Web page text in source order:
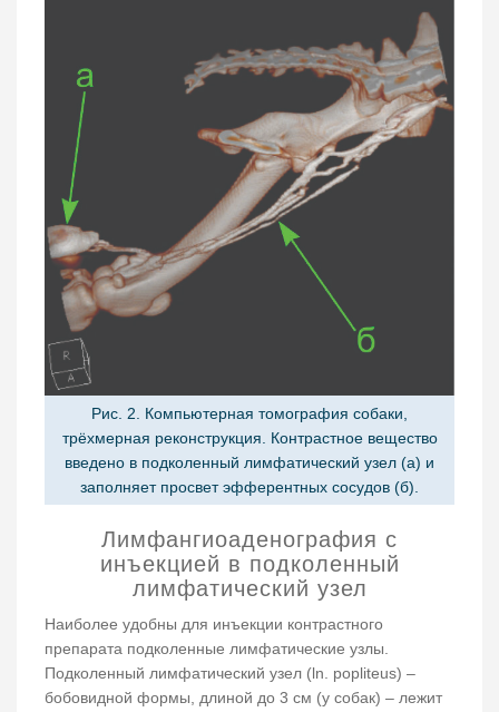
Рис. 2. Компьютерная томография собаки,
трёхмерная реконструкция. Контрастное вещество
введено в подколенный лимфатический узел (а) и
заполняет просвет эфферентных сосудов (б).
Лимфангиоаденография с
инъекцией в подколенный
лимфатический узел
Наиболее удобны для инъекции контрастного
препарата подколенные лимфатические узлы.
Подколенный лимфатический узел (ln. popliteus) –
бобовидной формы, длиной до 3 см (у собак) – лежит